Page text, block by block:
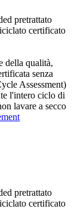
pretrattato
certificato
della qualità,
senza
Assessment)
l'intero ciclo di
lavare a secco
pretrattato
certificato